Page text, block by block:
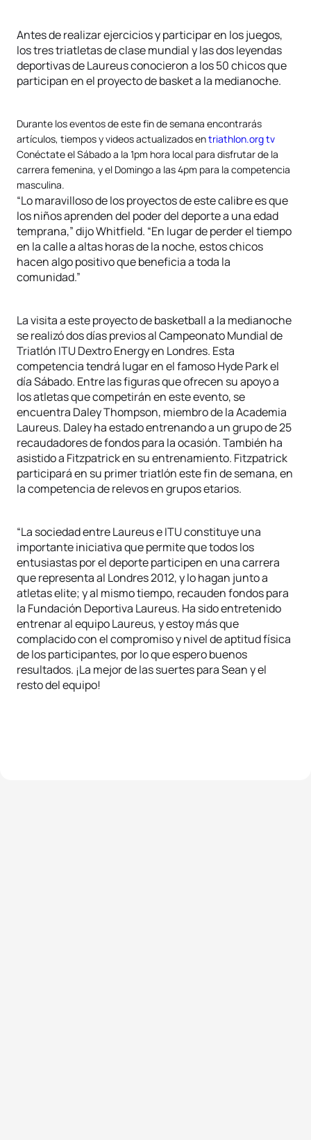
Antes de realizar ejercicios y participar en los juegos,
los tres triatletas de clase mundial y las dos leyendas
deportivas de Laureus conocieron a los 50 chicos que
participan en el proyecto de basket a la medianoche.
Durante los eventos de este fin de semana encontrarás
artículos, tiempos y videos actualizados entriathlon.org tv
Conéctate el Sábado a la 1pm hora local para disfrutar de la
carrera femenina, y el Domingo a las 4pm para la competencia
masculina.
“Lo maravilloso de los proyectos de este calibre es que
los niños aprenden del poder del deporte a una edad
temprana,” dijo Whitfield. “En lugar de perder el tiempo
en la calle a altas horas de la noche, estos chicos
hacen algo positivo que beneficia a toda la
comunidad.”
La visita a este proyecto de basketball a la medianoche
se realizó dos días previos al Campeonato Mundial de
Triatlón ITU Dextro Energy en Londres. Esta
competencia tendrá lugar en el famoso Hyde Park el
día Sábado. Entre las figuras que ofrecen su apoyo a
los atletas que competirán en este evento, se
encuentra Daley Thompson, miembro de la Academia
Laureus. Daley ha estado entrenando a un grupo de 25
recaudadores de fondos para la ocasión. También ha
asistido a Fitzpatrick en su entrenamiento. Fitzpatrick
participará en su primer triatlón este fin de semana, en
la competencia de relevos en grupos etarios.
“La sociedad entre Laureus e ITU constituye una
importante iniciativa que permite que todos los
entusiastas por el deporte participen en una carrera
que representa al Londres 2012, y lo hagan junto a
atletas elite; y al mismo tiempo, recauden fondos para
la Fundación Deportiva Laureus. Ha sido entretenido
entrenar al equipo Laureus, y estoy más que
complacido con el compromiso y nivel de aptitud física
de los participantes, por lo que espero buenos
resultados. ¡La mejor de las suertes para Sean y el
resto del equipo!